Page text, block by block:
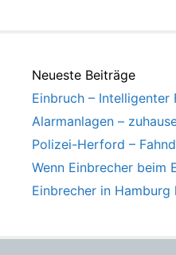
Neueste Beiträge
Einbruch – Intelligenter
Alarmanlagen –
Polizei-Herford –
Wenn Einbrecher beim
Einbrecher in Hamburg